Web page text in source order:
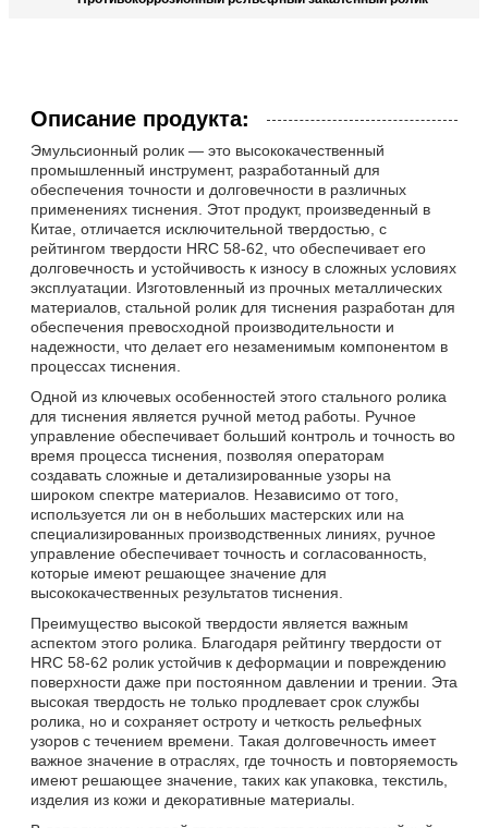
Описание продукта:
Эмульсионный ролик — это высококачественный
промышленный инструмент, разработанный для
обеспечения точности и долговечности в различных
применениях тиснения. Этот продукт, произведенный в
Китае, отличается исключительной твердостью, с
рейтингом твердости HRC 58-62, что обеспечивает его
долговечность и устойчивость к износу в сложных условиях
эксплуатации. Изготовленный из прочных металлических
материалов, стальной ролик для тиснения разработан для
обеспечения превосходной производительности и
надежности, что делает его незаменимым компонентом в
процессах тиснения.
Одной из ключевых особенностей этого стального ролика
для тиснения является ручной метод работы. Ручное
управление обеспечивает больший контроль и точность во
время процесса тиснения, позволяя операторам
создавать сложные и детализированные узоры на
широком спектре материалов. Независимо от того,
используется ли он в небольших мастерских или на
специализированных производственных линиях, ручное
управление обеспечивает точность и согласованность,
которые имеют решающее значение для
высококачественных результатов тиснения.
Преимущество высокой твердости является важным
аспектом этого ролика. Благодаря рейтингу твердости от
HRC 58-62 ролик устойчив к деформации и повреждению
поверхности даже при постоянном давлении и трении. Эта
высокая твердость не только продлевает срок службы
ролика, но и сохраняет остроту и четкость рельефных
узоров с течением времени. Такая долговечность имеет
важное значение в отраслях, где точность и повторяемость
имеют решающее значение, таких как упаковка, текстиль,
изделия из кожи и декоративные материалы.